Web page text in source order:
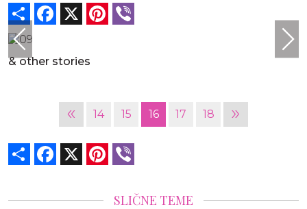
Share Facebook Pinterest
& other stories
« 14 15 16 17 18 »
Share Facebook Pinterest
SLIČNE TEME